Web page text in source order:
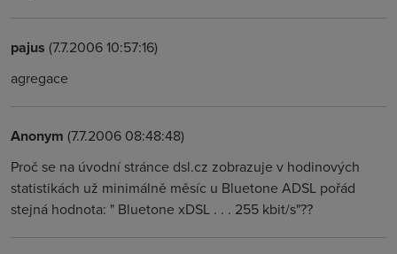
pajus (7.7.2006 10:57:16)
agregace
Anonym (7.7.2006 08:48:48)
Proč se na úvodní stránce dsl.cz zobrazuje v hodinových
statistikách už minimálně měsíc u Bluetone ADSL pořád
stejná hodnota: " Bluetone xDSL . . . 255 kbit/s"??